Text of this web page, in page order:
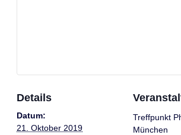
Details
Datum:
21. Oktober 2019
Treffpunkt
München